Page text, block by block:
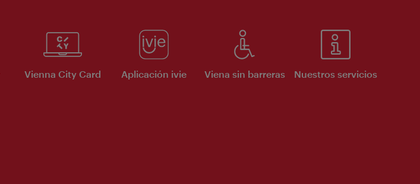
Vienna City Card Aplicación ivie Viena sin barreras Nuestros servicios